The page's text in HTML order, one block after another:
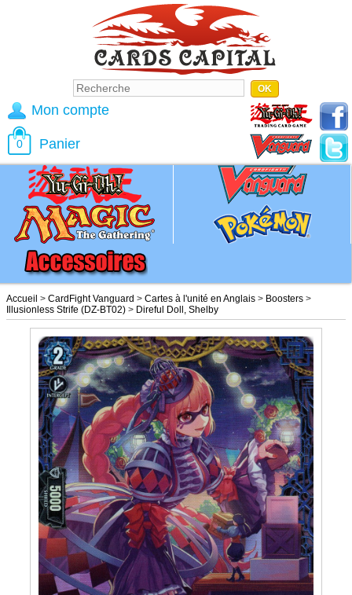
Accueil > CardFight Vanguard > Cartes à l'unité en Anglais > Boosters >
Illusionless Strife (DZ-BT02) > Direful Doll, Shelby
Mon compte
0 Panier